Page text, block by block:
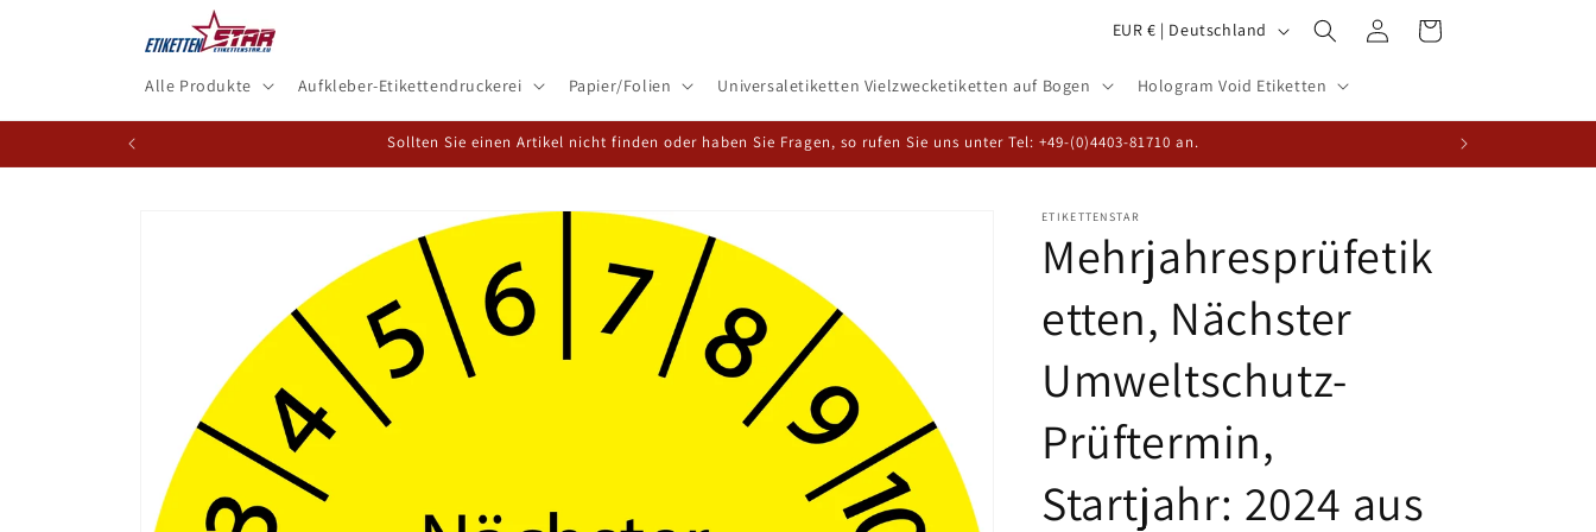
Alle Produkte Aufkleber-Etikettendruckerei Papier/Folien Universaletiketten Vielzwecketiketten auf Bogen Hologram Void Etiketten
n
d
/
R
e
g
i
n
EUR € | Deutschland EinloggenWarenkorb
Sollten Sie einen Artikel nicht finden oder haben Sie Fragen, so rufen Sie uns unter Tel: +49-(0)4403-81710 an.
ETIKETTENSTAR
Mehrjahresprüfetik
etten, Nächster
Umweltschutz-
Prüftermin,
Startjahr: 2024 aus